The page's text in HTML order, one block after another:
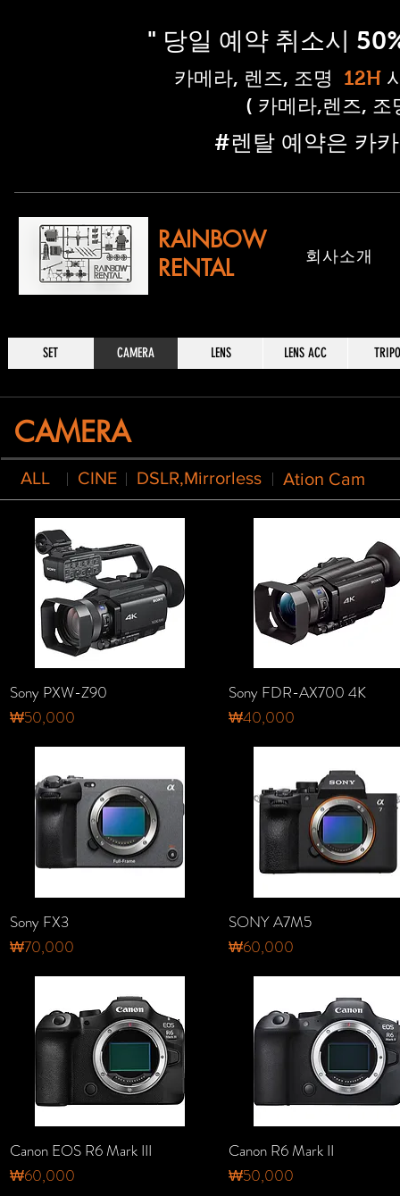
" 당일 예약 취소시
​카메라, 렌즈, 조명 12H
( 카메라,렌즈, 조
​#렌탈 예약은 카
RAINBOW
RENTAL
​회사소개
SET CAMERA LENS LENS ACC
CAMERA
ALL CINE DSLR,Mirrorless Ation Cam
Sony PXW-Z90
가격
₩50,000
Sony FDR-AX700 4K
가격
₩40,000
Sony FX3
가격
₩70,000
SONY A7M5
가격
₩60,000
Canon EOS R6 Mark III
가격
₩60,000
Canon R6 Mark II
가격
₩50,000